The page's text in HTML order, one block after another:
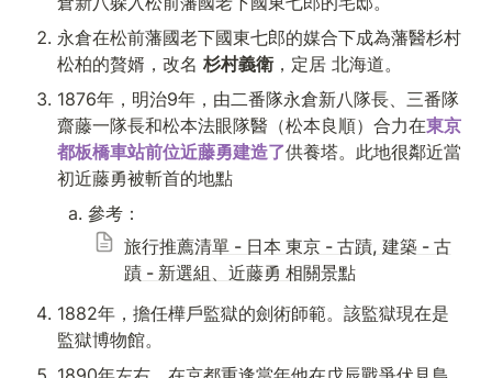
永倉在松前藩國老下國東七郎的媒合下成為藩醫杉村
松柏的贅婿，改名 杉村義衛 ，定居 北海道。
1876年，明治9年，由二番隊永倉新八隊長、三番隊
齋藤一隊長和松本法眼隊醫（松本良順）合力在東京
都板橋車站前位近藤勇建造了供養塔。此地很鄰近當
初近藤勇被斬首的地點
參考：
旅行推薦清單 - 日本 東京 - 古蹟, 建築 - 古
蹟 - 新選組、近藤勇 相關景點
1882年，擔任樺戶監獄的劍術師範。該監獄現在是
監獄博物館。